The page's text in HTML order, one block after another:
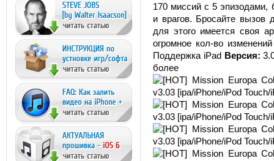
170 миссий с 5 эпизодами,
и врагов. Бросайте вызов
для этого имеется своя
огромное кол-во
Поддержка iPad Версия:
более